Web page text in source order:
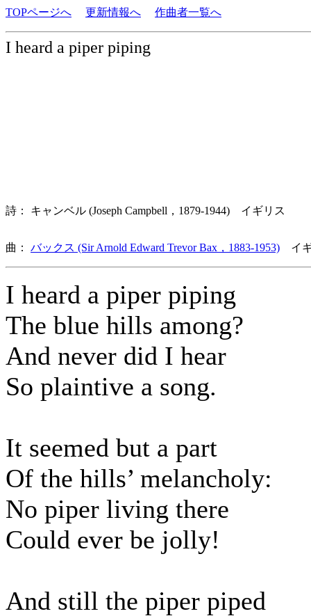
TOPページへ 更新情報へ 作曲者一覧へ
I heard a piper piping
詩： キャンベル (Joseph Campbell，1879-1944) イギリス
曲： バックス (Sir Arnold Edward Trevor Bax，1883-1953) イ
I heard a piper piping
The blue hills among?
And never did I hear
So plaintive a song.
It seemed but a part
Of the hills’ melancholy:
No piper living there
Could ever be jolly!
And still the piper piped